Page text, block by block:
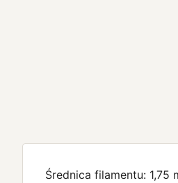
Średnica filamentu: 1,75